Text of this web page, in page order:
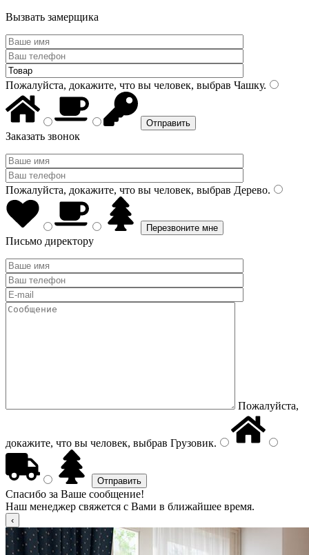
Вызвать замерщика
Пожалуйста, докажите, что вы человек, выбрав Чашку.
Заказать звонок
Пожалуйста, докажите, что вы человек, выбрав Дерево.
Письмо директору
Пожалуйста,
докажите, что вы человек, выбрав Грузовик.
Спасибо за Ваше сообщение!
Наш менеджер свяжется с Вами в ближайшее время.